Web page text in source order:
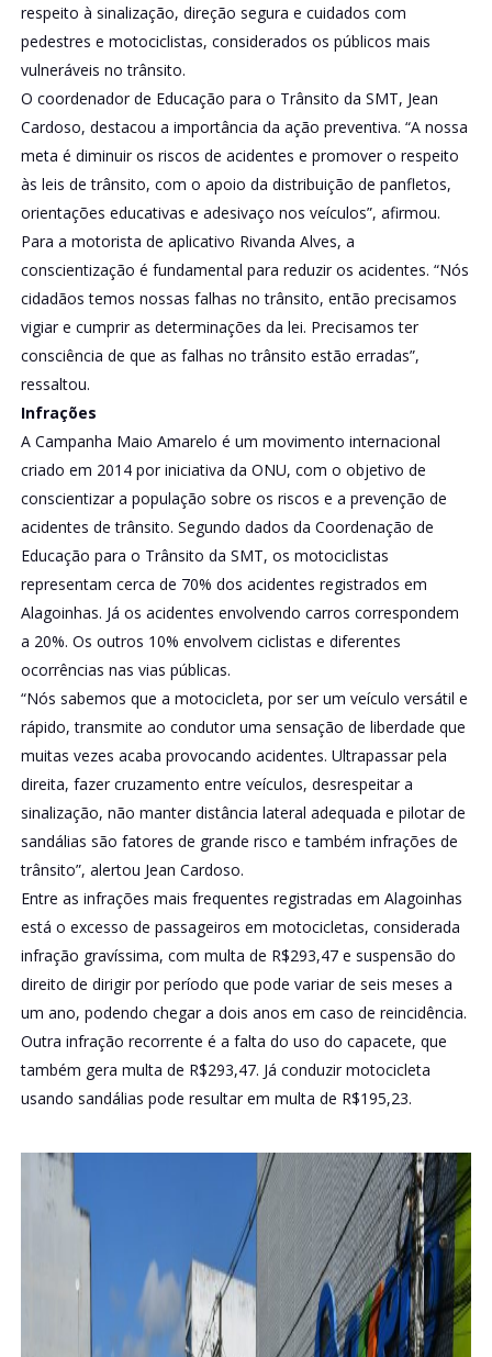
respeito à sinalização, direção segura e cuidados com
pedestres e motociclistas, considerados os públicos mais
vulneráveis no trânsito.
O coordenador de Educação para o Trânsito da SMT, Jean
Cardoso, destacou a importância da ação preventiva. “A nossa
meta é diminuir os riscos de acidentes e promover o respeito
às leis de trânsito, com o apoio da distribuição de panfletos,
orientações educativas e adesivaço nos veículos”, afirmou.
Para a motorista de aplicativo Rivanda Alves, a
conscientização é fundamental para reduzir os acidentes. “Nós
cidadãos temos nossas falhas no trânsito, então precisamos
vigiar e cumprir as determinações da lei. Precisamos ter
consciência de que as falhas no trânsito estão erradas”,
ressaltou.
Infrações
A Campanha Maio Amarelo é um movimento internacional
criado em 2014 por iniciativa da ONU, com o objetivo de
conscientizar a população sobre os riscos e a prevenção de
acidentes de trânsito. Segundo dados da Coordenação de
Educação para o Trânsito da SMT, os motociclistas
representam cerca de 70% dos acidentes registrados em
Alagoinhas. Já os acidentes envolvendo carros correspondem
a 20%. Os outros 10% envolvem ciclistas e diferentes
ocorrências nas vias públicas.
“Nós sabemos que a motocicleta, por ser um veículo versátil e
rápido, transmite ao condutor uma sensação de liberdade que
muitas vezes acaba provocando acidentes. Ultrapassar pela
direita, fazer cruzamento entre veículos, desrespeitar a
sinalização, não manter distância lateral adequada e pilotar de
sandálias são fatores de grande risco e também infrações de
trânsito”, alertou Jean Cardoso.
Entre as infrações mais frequentes registradas em Alagoinhas
está o excesso de passageiros em motocicletas, considerada
infração gravíssima, com multa de R$293,47 e suspensão do
direito de dirigir por período que pode variar de seis meses a
um ano, podendo chegar a dois anos em caso de reincidência.
Outra infração recorrente é a falta do uso do capacete, que
também gera multa de R$293,47. Já conduzir motocicleta
usando sandálias pode resultar em multa de R$195,23.